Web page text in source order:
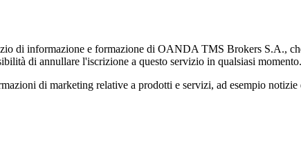
di informazione e formazione di OANDA TMS Brokers S.A.,
di annullare l'iscrizione a questo servizio in qualsiasi momento.
di marketing relative a prodotti e servizi, ad esempio